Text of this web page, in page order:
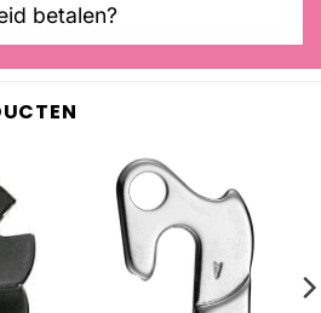
betalen?